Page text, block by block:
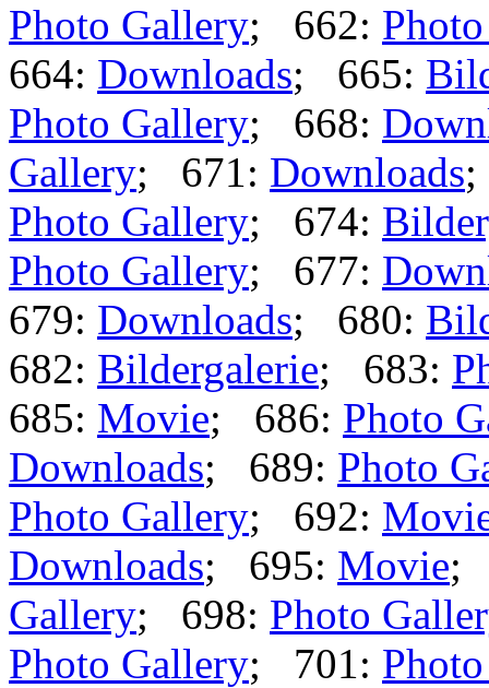
Photo Gallery; 662:
664: Downloads; 665:
Photo Gallery; 668:
Gallery; 671: Downloads
Photo Gallery; 674:
Photo Gallery; 677:
679: Downloads; 680:
682: Bildergalerie; 683:
685: Movie; 686: Photo
Downloads; 689: Photo
Photo Gallery; 692:
Downloads; 695: Movie;
Gallery; 698: Photo
Photo Gallery; 701: